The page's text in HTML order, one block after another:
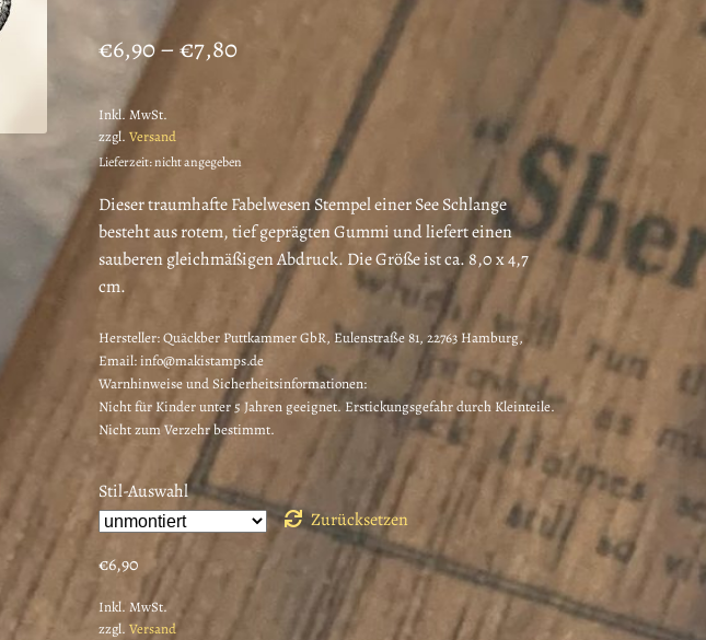
€6,90–€7,80Preisspanne:
€7,80
Inkl. MwSt.
zzgl. Versand
Lieferzeit: nicht angegeben
Dieser traumhafte Fabelwesen Stempel einer See Schlange
besteht aus rotem, tief geprägten Gummi und liefert einen
sauberen gleichmäßigen Abdruck. Die Größe ist ca. 8,0 x 4,7
cm.
Hersteller:Quäckber Puttkammer GbR, Eulenstraße 81, 22763 Hamburg,
Email: info@makistamps.de
Warnhinweise und Sicherheitsinformationen:
Nicht für Kinder unter 5 Jahren geeignet. Erstickungsgefahr durch Kleinteile.
Nicht zum Verzehr bestimmt.
Stil-Auswahl
Zurücksetzen
€6,90
Inkl. MwSt.
zzgl. Versand